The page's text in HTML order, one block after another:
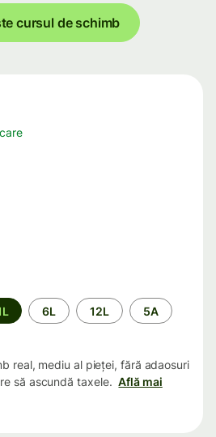
cursul de schimb
6L 12L 5A
real, mediu al pieței, fără adaosuri
să ascundă taxele. Află mai